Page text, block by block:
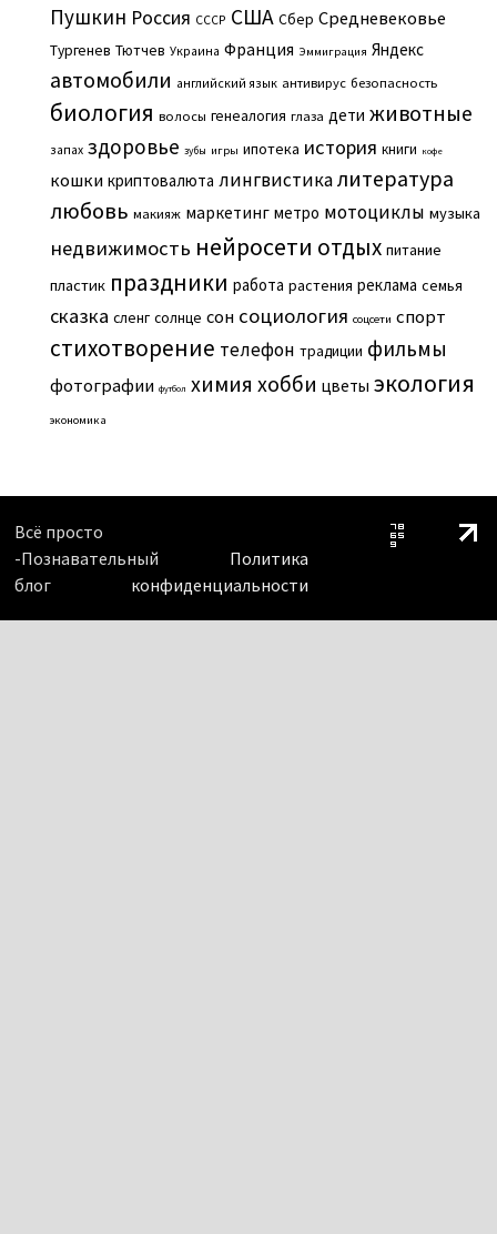
Пушкин Россия СССР США Сбер Средневековье
Тургенев Тютчев Украина Франция Эммиграция Яндекс
автомобили английский язык антивирус безопасность
биология волосы генеалогия глаза дети животные
запах здоровье зубы игры ипотека история книги кофе
кошки криптовалюта лингвистикалитература
любовь макияж маркетинг метро мотоциклы музыка
недвижимость нейросети отдых питание
пластик праздники работа растения реклама семья
сказка сленг солнце сон социология соцсети спорт
стихотворение телефон традиции фильмы
фотографии футбол химия хобби цветы экология
экономика
Всё просто
-Познавательный
блог
Политика
конфиденциальности